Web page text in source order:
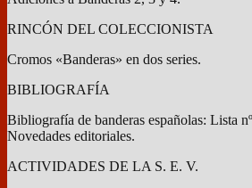
RINCÓN DEL COLECCIONISTA
Cromos «Banderas» en dos series.
BIBLIOGRAFÍA
Bibliografía de banderas españolas: Lista
Novedades editoriales.
ACTIVIDADES DE LA S. E. V.